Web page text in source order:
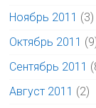
Ноябрь 2011 (3)
Октябрь 2011
Сентябрь 2011
Август 2011 (2)